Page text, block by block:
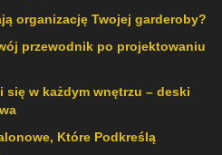
organizację Twojej garderoby?
przewodnik po projektowaniu
się w każdym wnętrzu – deski
Które Podkreślą